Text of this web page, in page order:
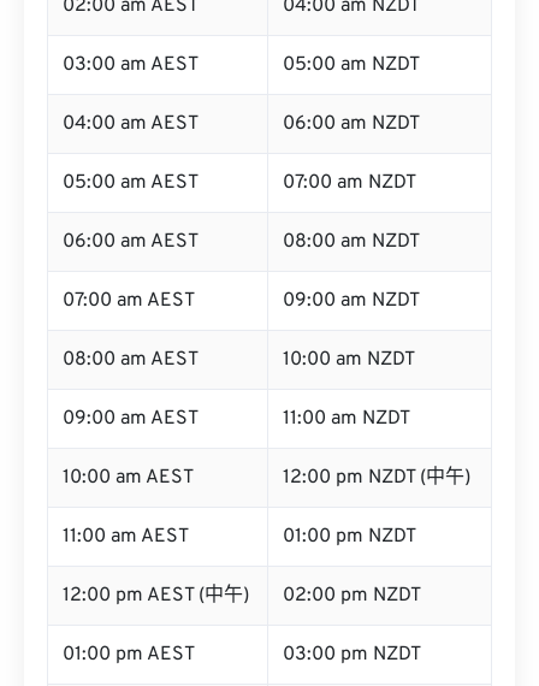
02:00 am AEST 04:00 am NZDT
03:00 am AEST 05:00 am NZDT
04:00 am AEST 06:00 am NZDT
05:00 am AEST 07:00 am NZDT
06:00 am AEST 08:00 am NZDT
07:00 am AEST 09:00 am NZDT
08:00 am AEST 10:00 am NZDT
09:00 am AEST 11:00 am NZDT
10:00 am AEST 12:00 pm NZDT (中午)
11:00 am AEST 01:00 pm NZDT
12:00 pm AEST (中午) 02:00 pm NZDT
01:00 pm AEST 03:00 pm NZDT